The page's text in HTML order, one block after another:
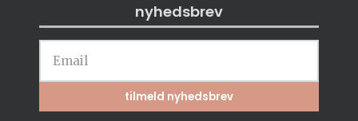
nyhedsbrev